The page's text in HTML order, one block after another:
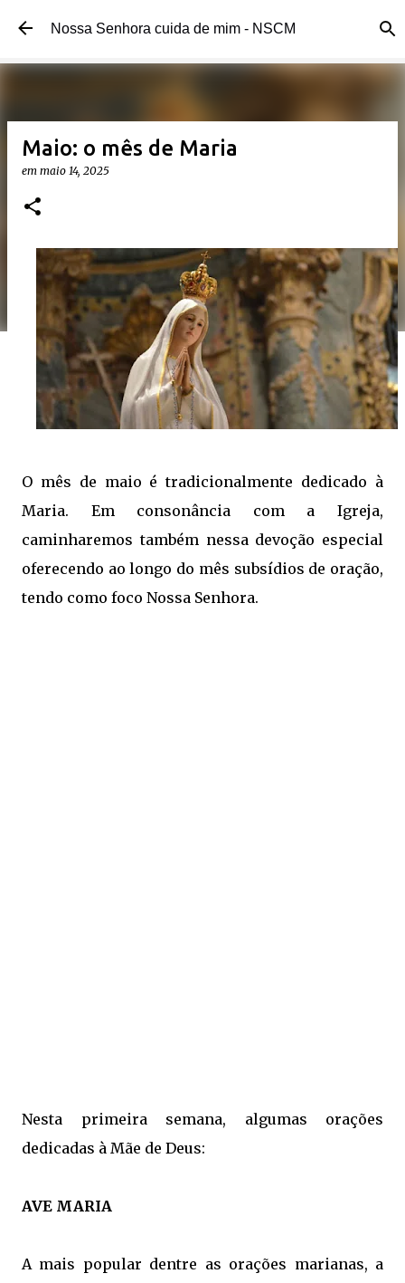
Pular para o conteúdo principal
Nossa Senhora cuida de mim - NSCM
Maio: o mês de Maria
em maio 14, 2025
O mês de maio é tradicionalmente dedicado à
Maria. Em consonância com a Igreja,
caminharemos também nessa devoção especial
oferecendo ao longo do mês subsídios de oração,
tendo como foco Nossa Senhora.
Nesta primeira semana, algumas orações
dedicadas à Mãe de Deus:
AVE MARIA
A mais popular dentre as orações marianas, a